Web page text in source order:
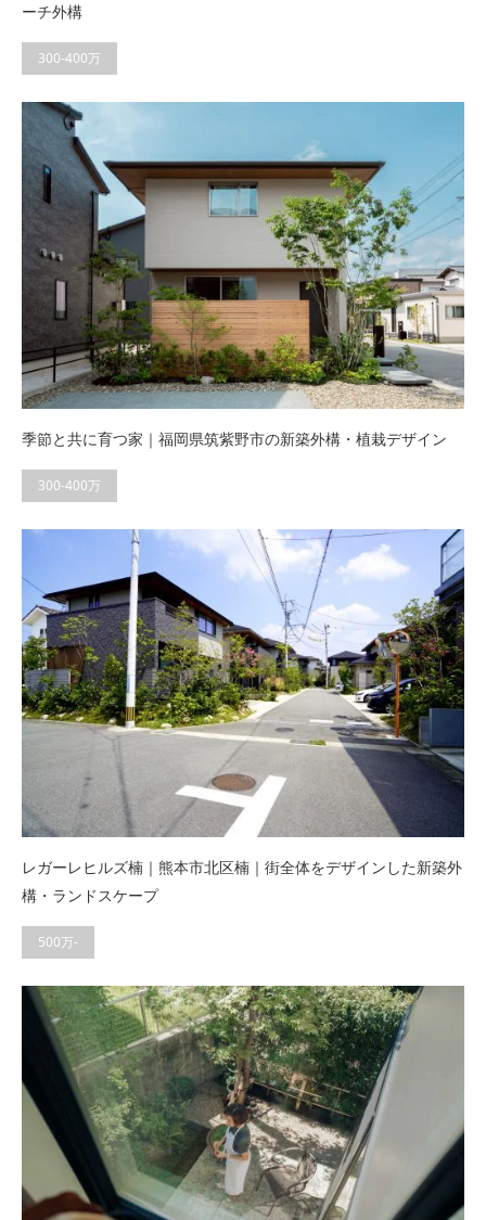
ーチ外構
300-400万
季節と共に育つ家｜福岡県筑紫野市の新築外構・植栽デザイン
300-400万
レガーレヒルズ楠｜熊本市北区楠｜街全体をデザインした新築外
構・ランドスケープ
500万-